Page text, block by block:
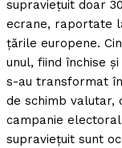
supravieţuit doar
ecrane, raportate
ţările europene.
unul, fiind închise
s-au transformat
de schimb valutar,
campanie
supravieţuit sunt